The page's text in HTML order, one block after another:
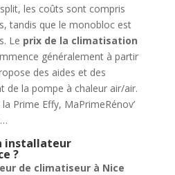
les coûts sont compris
tandis que le monobloc est
Le prix de la climatisation
généralement à partir
des aides et des
de la pompe à chaleur air/air.
Prime Effy, MaPrimeRénov’
installateur
?
de climatiseur à Nice